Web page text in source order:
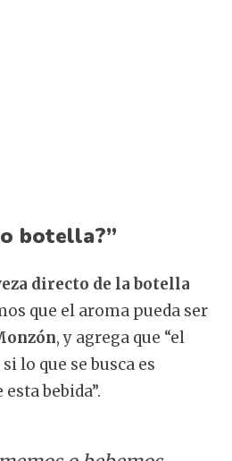
botella?”
directo de la botella
que el aroma pueda ser
, y agrega que “el
lo que se busca es
bebida”.